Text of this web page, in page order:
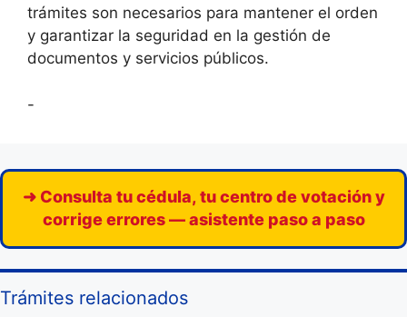
trámites son necesarios para mantener el orden
y garantizar la seguridad en la gestión de
documentos y servicios públicos.
-
➜ Consulta tu cédula, tu centro de votación y
corrige errores — asistente paso a paso
Trámites relacionados